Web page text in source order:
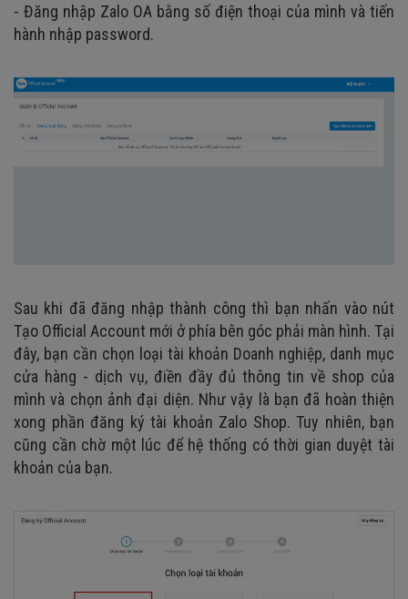
- Đăng nhập Zalo OA bằng số điện thoại của mình và tiến
hành nhập password.
Sau khi đã đăng nhập thành công thì bạn nhấn vào nút
Tạo Official Account mới ở phía bên góc phải màn hình. Tại
đây, bạn cần chọn loại tài khoản Doanh nghiệp, danh mục
cửa hàng - dịch vụ, điền đầy đủ thông tin về shop của
mình và chọn ảnh đại diện. Như vậy là bạn đã hoàn thiện
xong phần đăng ký tài khoản Zalo Shop. Tuy nhiên, bạn
cũng cần chờ một lúc để hệ thống có thời gian duyệt tài
khoản của bạn.